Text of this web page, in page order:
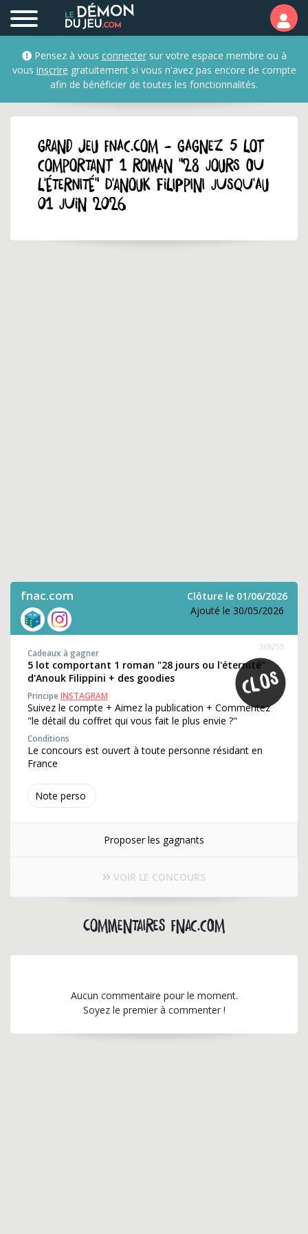
Pensez à vous connectersur votre espace membre ou à
vous inscrire gratuitement si vous n'avez pas encore de compte
afin de bénéficier de toutes les fonctionnalités.
GRAND JEU fnac.com - Gagnez 5 lot
comportant 1 roman "28 jours ou
l'éternité" d'Anouk Filippini jusqu'au
01 juin 2026
fnac.com
Clôture le 01/06/2026
Ajouté le 30/05/2026
Note perso
369255
Cadeaux à gagner
5 lot comportant 1 roman "28 jours ou l'éternité"
d'Anouk Filippini + des goodies
PrincipeINSTAGRAM
Suivez le compte + Aimez la publication + Commentez
"le détail du coffret qui vous fait le plus envie ?"
Conditions
Le concours est ouvert à toute personne résidant en
France
Proposer les gagnants
VOIR LE CONCOURS
Commentaires fnac.com
Aucun commentaire pour le moment.
Soyez le premier à commenter !